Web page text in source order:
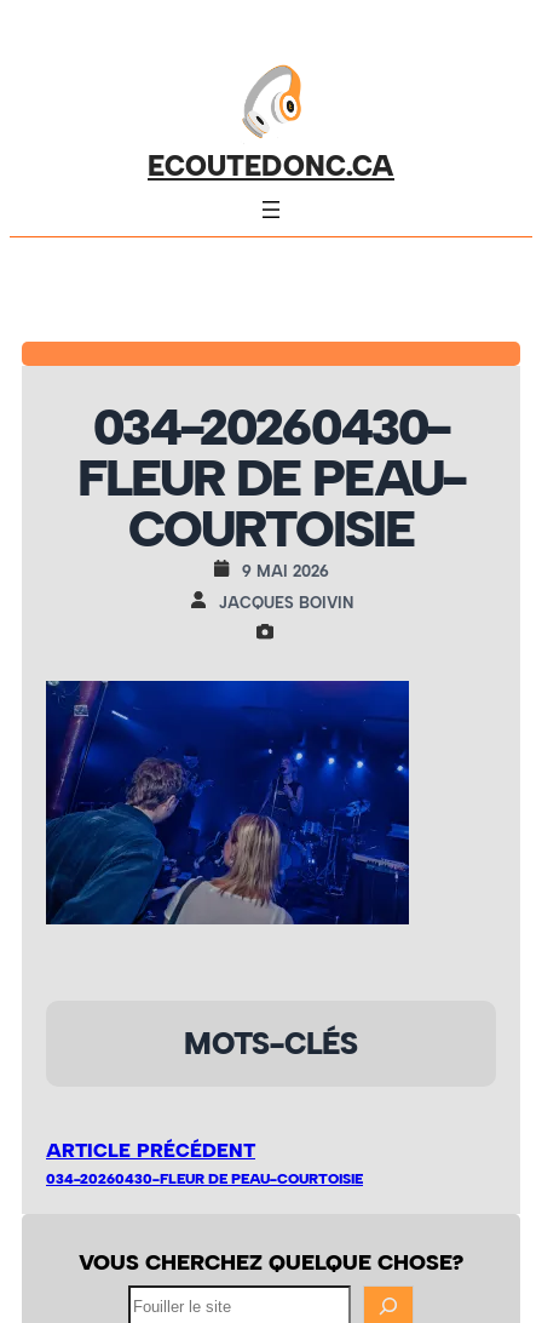
ECOUTEDONC.CA
034-20260430-
FLEUR DE PEAU-
COURTOISIE
9 MAI 2026
JACQUES BOIVIN
MOTS-CLÉS
ARTICLE PRÉCÉDENT
034-20260430-FLEUR DE PEAU-COURTOISIE
VOUS CHERCHEZ QUELQUE CHOSE?